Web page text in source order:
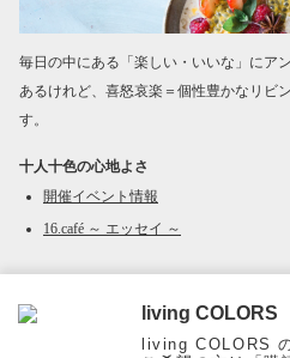
毎日の中にある「楽しい・いいな」にア
あるけれど、喜怒哀楽＝個性豊かなリビ
す。
十人十色の心地よさ
開催イベント情報
16.café ～ エッセイ ～
Page Top
living COLORS
living COLORS